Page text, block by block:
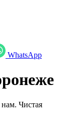
WhatsApp
нам. Чистая